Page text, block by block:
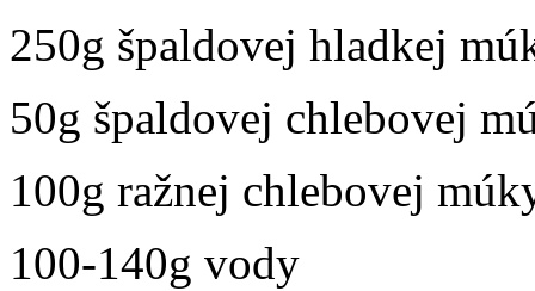
250g špaldovej hladkej
50g špaldovej chlebovej
100g ražnej chlebovej
100-140g vody